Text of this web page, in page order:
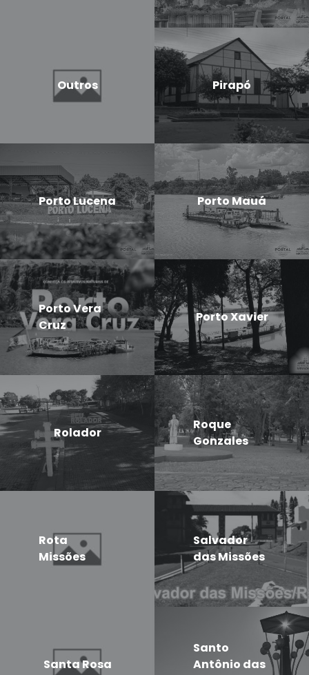
Outros Pirapó
Porto Lucena Porto Mauá
Porto Vera
Cruz
Porto Xavier
Rolador
Roque
Gonzales
Rota
Missões
Salvador
das Missões
Santa Rosa
Santo
Antônio das